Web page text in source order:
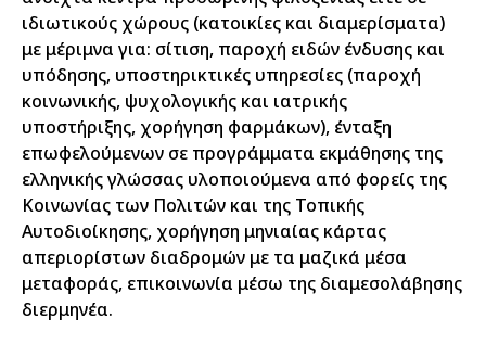
ιδιωτικούς χώρους (κατοικίες και διαμερίσματα)
με μέριμνα για: σίτιση, παροχή ειδών ένδυσης και
υπόδησης, υποστηρικτικές υπηρεσίες (παροχή
κοινωνικής, ψυχολογικής και ιατρικής
υποστήριξης, χορήγηση φαρμάκων), ένταξη
επωφελούμενων σε προγράμματα εκμάθησης της
ελληνικής γλώσσας υλοποιούμενα από φορείς της
Κοινωνίας των Πολιτών και της Τοπικής
Αυτοδιοίκησης, χορήγηση μηνιαίας κάρτας
απεριορίστων διαδρομών με τα μαζικά μέσα
μεταφοράς, επικοινωνία μέσω της διαμεσολάβησης
διερμηνέα.